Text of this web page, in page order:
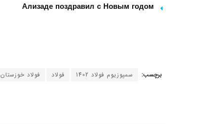
Ализаде поздравил с Новым годом
برچسب: سمپوزیوم فولاد 1402 فولاد فولاد خوزستان